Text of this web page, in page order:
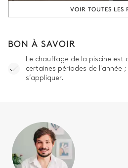
VOIR TOUTES LES
BON À SAVOIR
Le chauffage de la piscine
certaines périodes de l'année
s’appliquer.